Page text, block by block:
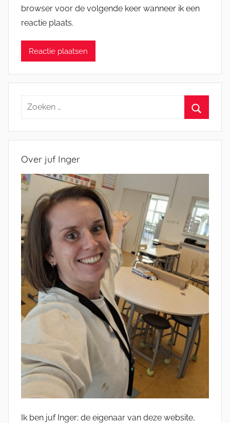
browser voor de volgende keer wanneer ik een
reactie plaats.
Zoeken
Over juf Inger
Ik ben juf Inger; de eigenaar van deze website,